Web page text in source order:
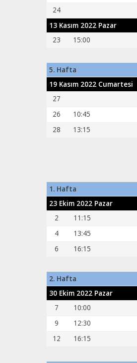
24
13 Kasım 2022 Pazar
23
15:00
5. Hafta
19 Kasım 2022 Cumartesi
27
26
10:45
28
13:15
1. Hafta
23 Ekim 2022 Pazar
2
11:15
4
13:45
6
16:15
2. Hafta
30 Ekim 2022 Pazar
7
10:00
9
12:30
12
16:15
Efsaneler